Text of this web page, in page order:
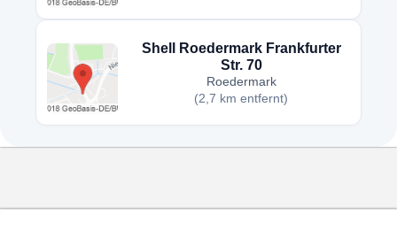
Shell Roedermark Frankfurter
Str. 70
Roedermark
(2,7 km entfernt)